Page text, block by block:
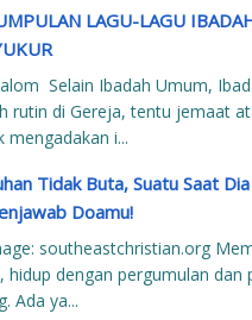
LAGU-LAGU
Selain Ibadah Umum,
rutin di Gereja, tentu jemaat
mengadakan i...
Tidak Buta, Suatu Saat
Doamu!
southeastchristian.org
hidup dengan pergumulan dan
Ada ya...